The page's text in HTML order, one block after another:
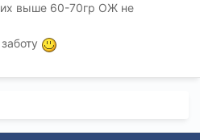
выше 60-70гр ОЖ не